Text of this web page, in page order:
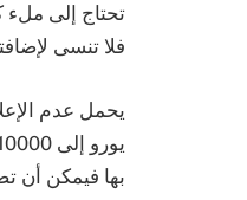
تحتاج إلى ملء
فلا تنسى
بها فيمكن أن